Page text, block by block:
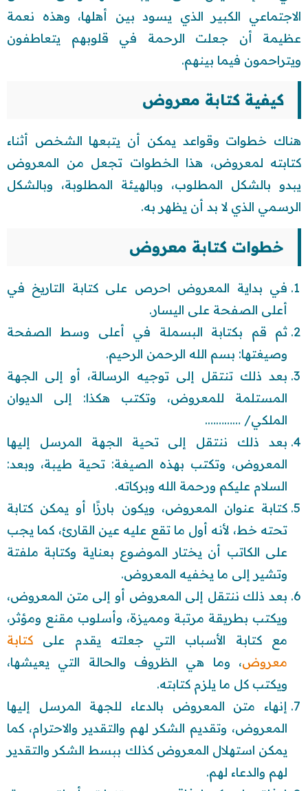
الاجتماعي الكبير الذي يسود بين أهلها، وهذه نعمة
عظيمة أن جعلت الرحمة في قلوبهم يتعاطفون
ويتراحمون فيما بينهم.
كيفية كتابة معروض
هناك خطوات وقواعد يمكن أن يتبعها الشخص أثناء
كتابته لمعروض، هذا الخطوات تجعل من المعروض
يبدو بالشكل المطلوب، وبالهيئة المطلوبة، وبالشكل
الرسمي الذي لا بد أن يظهر به.
خطوات كتابة معروض
في بداية المعروض احرص على كتابة التاريخ في
أعلى الصفحة على اليسار.
ثم قم بكتابة البسملة في أعلى وسط الصفحة
وصيغتها: بسم الله الرحمن الرحيم.
بعد ذلك تنتقل إلى توجيه الرسالة، أو إلى الجهة
المستلمة للمعروض، وتكتب هكذا: إلى الديوان
الملكي/ ………….
بعد ذلك ننتقل إلى تحية الجهة المرسل إليها
المعروض، وتكتب بهذه الصيغة: تحية طيبة، وبعد:
السلام عليكم ورحمة الله وبركاته.
كتابة عنوان المعروض، ويكون بارزًا أو يمكن كتابة
تحته خط، لأنه أول ما تقع عليه عين القارئ، كما يجب
على الكاتب أن يختار الموضوع بعناية وكتابة ملفتة
وتشير إلى ما يخفيه المعروض.
بعد ذلك ننتقل إلى المعروض أو إلى متن المعروض،
ويكتب بطريقة مرتبة ومميزة، وأسلوب مقنع ومؤثر،
مع كتابة الأسباب التي جعلته يقدم على كتابة
معروض، وما هي الظروف والحالة التي يعيشها،
ويكتب كل ما يلزم كتابته.
إنهاء متن المعروض بالدعاء للجهة المرسل إليها
المعروض، وتقديم الشكر لهم والتقدير والاحترام، كما
يمكن استهلال المعروض كذلك ببسط الشكر والتقدير
لهم والدعاء لهم.